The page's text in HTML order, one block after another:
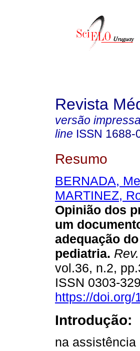
Revista
versão impressa
line ISSN 1688-
Resumo
BERNADA,
MARTINEZ,
Opinião dos
um
adequação
pediatria.
vol.36, n.2,
ISSN 0303-
https://doi.org/
Introdução:
na